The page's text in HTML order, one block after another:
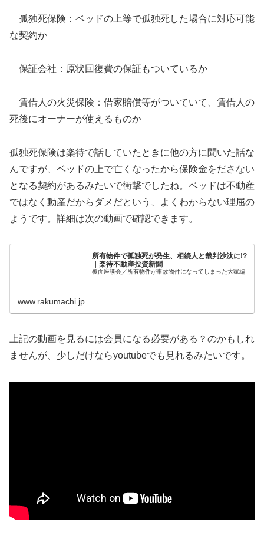
孤独死保険：ベッドの上等で孤独死した場合に対応可能
な契約か
保証会社：原状回復費の保証もついているか
賃借人の火災保険：借家賠償等がついていて、賃借人の
死後にオーナーが使えるものか
孤独死保険は楽待で話していたときに他の方に聞いた話な
んですが、ベッドの上で亡くなったから保険金をださない
となる契約があるみたいで衝撃でしたね。ベッドは不動産
ではなく動産だからダメだという、よくわからない理屈の
ようです。詳細は次の動画で確認できます。
所有物件で孤独死が発生、相続人と裁判沙汰に!?
｜楽待不動産投資新聞
覆面座談会／所有物件が事故物件になってしまった大家編
www.rakumachi.jp
上記の動画を見るには会員になる必要がある？のかもしれ
ませんが、少しだけならyoutubeでも見れるみたいです。